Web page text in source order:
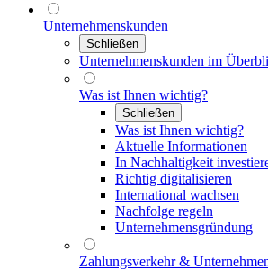
Unternehmenskunden
Schließen
Unternehmenskunden im
Was ist Ihnen wichtig?
Schließen
Was ist Ihnen wichtig?
Aktuelle Informationen
In Nachhaltigkeit
Richtig digitalisieren
International wachsen
Nachfolge regeln
Unternehmensgründung
Zahlungsverkehr &